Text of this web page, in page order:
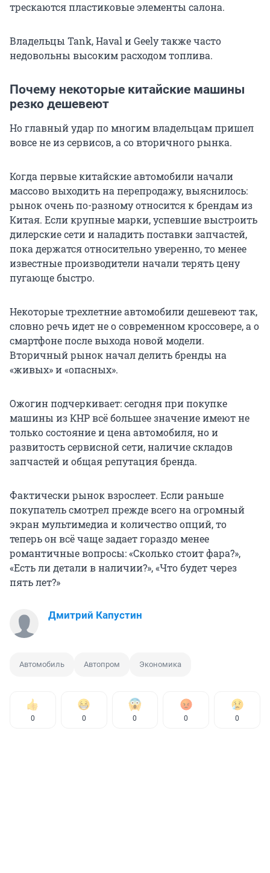
трескаются пластиковые элементы салона.
Владельцы Tank, Haval и Geely также часто
недовольны высоким расходом топлива.
Почему некоторые китайские машины
резко дешевеют
Но главный удар по многим владельцам пришел
вовсе не из сервисов, а со вторичного рынка.
Когда первые китайские автомобили начали
массово выходить на перепродажу, выяснилось:
рынок очень по-разному относится к брендам из
Китая. Если крупные марки, успевшие выстроить
дилерские сети и наладить поставки запчастей,
пока держатся относительно уверенно, то менее
известные производители начали терять цену
пугающе быстро.
Некоторые трехлетние автомобили дешевеют так,
словно речь идет не о современном кроссовере, а о
смартфоне после выхода новой модели.
Вторичный рынок начал делить бренды на
«живых» и «опасных».
Ожогин подчеркивает: сегодня при покупке
машины из КНР всё большее значение имеют не
только состояние и цена автомобиля, но и
развитость сервисной сети, наличие складов
запчастей и общая репутация бренда.
Фактически рынок взрослеет. Если раньше
покупатель смотрел прежде всего на огромный
экран мультимедиа и количество опций, то
теперь он всё чаще задает гораздо менее
романтичные вопросы: «Сколько стоит фара?»,
«Есть ли детали в наличии?», «Что будет через
пять лет?»
Дмитрий Капустин
Автомобиль Автопром Экономика
0 0 0 0 0